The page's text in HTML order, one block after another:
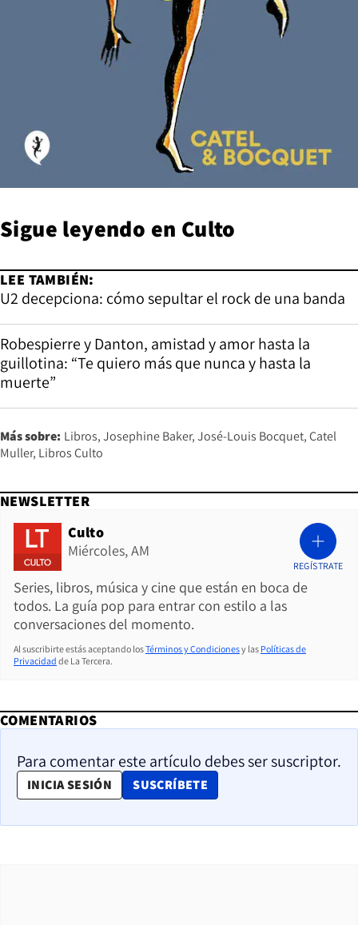
Sigue leyendo en Culto
LEE TAMBIÉN:
U2 decepciona: cómo sepultar el rock de una banda
Robespierre y Danton, amistad y amor hasta la
guillotina: “Te quiero más que nunca y hasta la
muerte”
Más sobre: Libros Josephine Baker José-Louis Bocquet Catel
Muller Libros Culto
NEWSLETTER
Culto
Miércoles, AM
Series, libros, música y cine que están en boca de
todos. La guía pop para entrar con estilo a las
conversaciones del momento.
REGÍSTRATE
Al suscribirte estás aceptando losTérminos y Condicionesy las Políticas de
Privacidad de La Tercera.
COMENTARIOS
Para comentar este artículo debes ser suscriptor.
INICIA SESIÓN SUSCRÍBETE
OPENS IN NEW WINDOW